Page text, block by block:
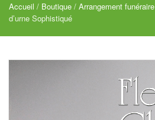
Accueil / Boutique / Arrangement funéraire
d’urne Sophistiqué